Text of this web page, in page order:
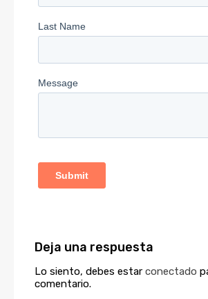
Deja una respuesta
Lo siento, debes estar conectado
comentario.